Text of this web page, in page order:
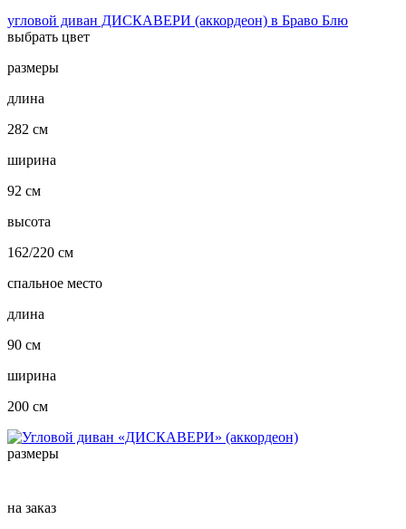
угловой диван ДИСКАВЕРИ (аккордеон) в Браво Блю
выбрать цвет
размеры
длина
282 см
ширина
92 см
высота
162/220 см
спальное место
длина
90 см
ширина
200 см
размеры
на заказ